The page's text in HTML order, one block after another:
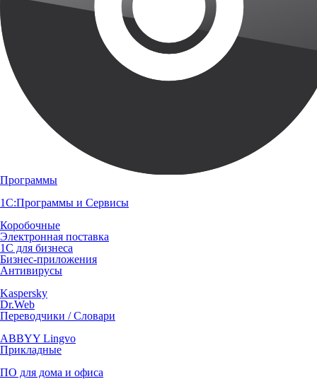
Программы
1С:Программы и Сервисы
Коробочные
Электронная поставка
1С для бизнеса
Бизнес-приложения
Антивирусы
Kaspersky
Dr.Web
Переводчики / Словари
ABBYY Lingvo
Прикладные
ПО для дома и офиса